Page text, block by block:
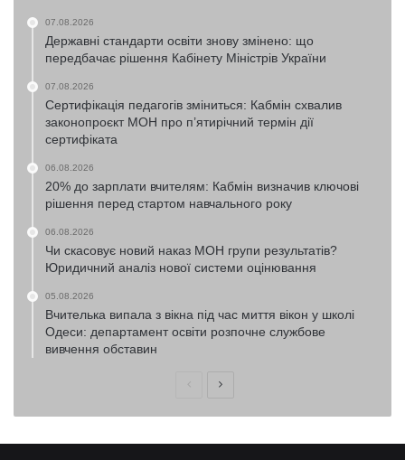
07.08.2026
Державні стандарти освіти знову змінено: що
передбачає рішення Кабінету Міністрів України
07.08.2026
Сертифікація педагогів зміниться: Кабмін схвалив
законопроєкт МОН про п’ятирічний термін дії
сертифіката
06.08.2026
20% до зарплати вчителям: Кабмін визначив ключові
рішення перед стартом навчального року
06.08.2026
Чи скасовує новий наказ МОН групи результатів?
Юридичний аналіз нової системи оцінювання
05.08.2026
Вчителька випала з вікна під час миття вікон у школі
Одеси: департамент освіти розпочне службове
вивчення обставин
ПопередняНаступна